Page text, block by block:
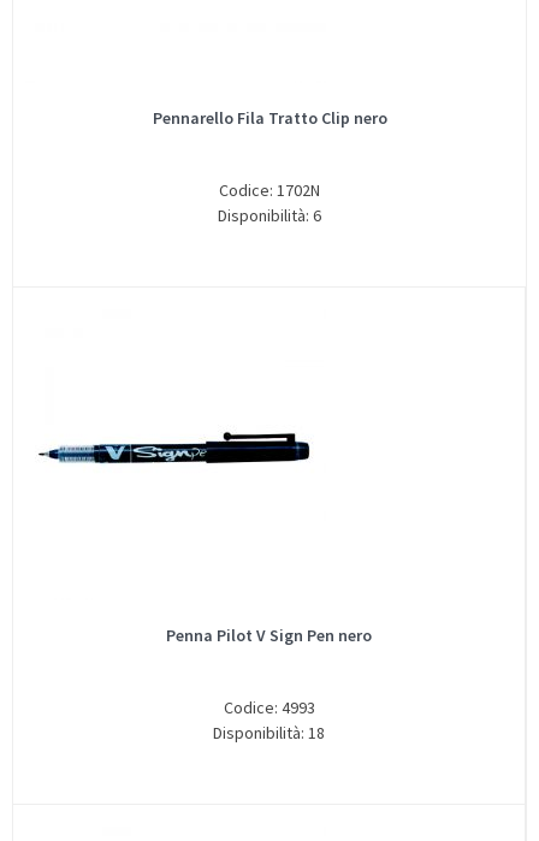
Pennarello Fila Tratto Clip nero
Codice: 1702N
Disponibilità: 6
Penna Pilot V Sign Pen nero
Codice: 4993
Disponibilità: 18